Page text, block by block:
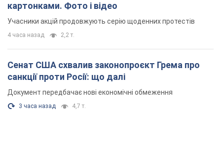
картонками. Фото і відео
Учасники акцій продовжують серію щоденних протестів
4 часа назад 2,2 т.
Сенат США схвалив законопроєкт Грема про
санкції проти Росії: що далі
Документ передбачає нові економічні обмеження
3 часа назад 4,7 т.